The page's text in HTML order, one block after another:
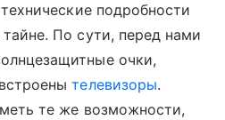
подробности
По сути, перед нами
очки,
телевизоры.
те же возможности,